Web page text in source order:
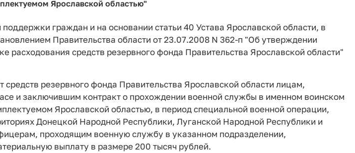
Ярославской областью"
граждан и на основании статьи 40 Устава Ярославской области, в
Правительства области от 23.07.2008 N 362-п "Об утверждении
расходования средств резервного фонда Правительства Ярославской области"
средств резервного фонда Правительства Ярославской области лицам,
и заключившим контракт о прохождении военной службы в именном воинском
Ярославской областью, в период специальной военной операции,
Донецкой Народной Республики, Луганской Народной Республики и
проходящим военную службу в указанном подразделении,
выплату в размере 200 тысяч рублей.